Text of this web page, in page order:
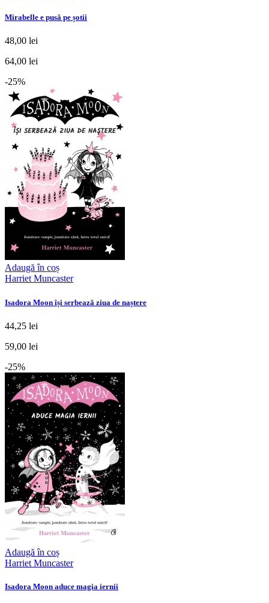
Mirabelle e pusă pe șotii
48,00 lei
64,00 lei
-25%
Adaugă în coș
Harriet Muncaster
Isadora Moon își serbează ziua de naștere
44,25 lei
59,00 lei
-25%
Adaugă în coș
Harriet Muncaster
Isadora Moon aduce magia iernii